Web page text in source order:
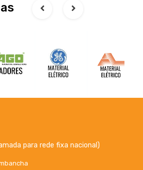
para rede fixa nacional)